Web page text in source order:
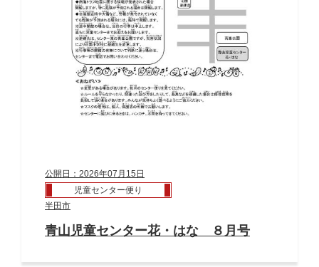
公開日：2026年07月15日
児童センター便り
半田市
青山児童センター花・はな ８月号